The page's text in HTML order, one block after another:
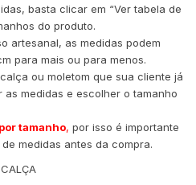
basta clicar em “Ver tabela de
do produto.
artesanal, as medidas podem
para mais ou para menos.
ou moletom que sua cliente já
medidas e escolher o tamanho
tamanho, por isso é importante
medidas antes da compra.